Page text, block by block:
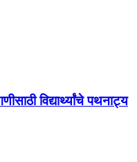
विद्यार्थ्यांचे पथनाट्य